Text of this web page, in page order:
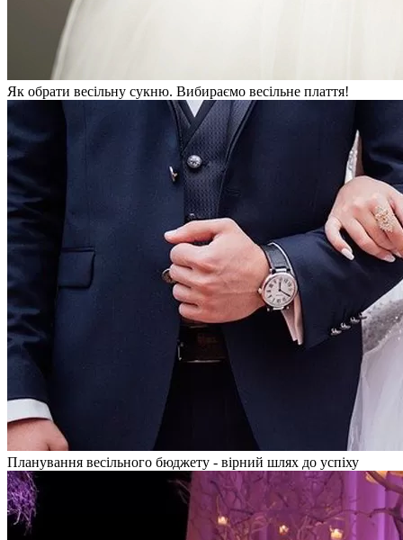
Як обрати весільну сукню. Вибираємо весільне плаття!
Планування весільного бюджету - вірний шлях до успіху